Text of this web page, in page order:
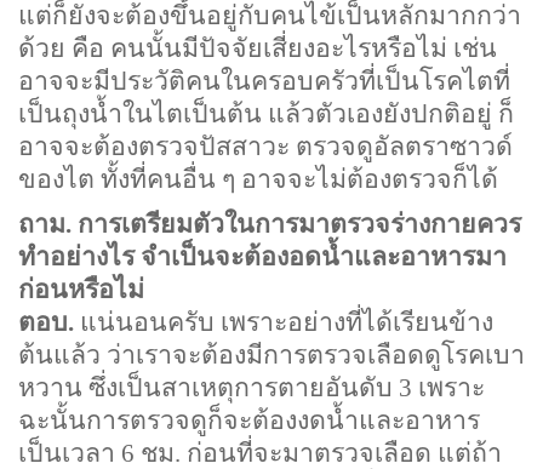
แต่ก็ยังจะต้องขึ้นอยู่กับคนไข้เป็นหลักมากกว่า
ด้วย คือ คนนั้นมีปัจจัยเสี่ยงอะไรหรือไม่ เช่น
อาจจะมีประวัติคนในครอบครัวที่เป็นโรคไตที่
เป็นถุงน้ำในไตเป็นต้น แล้วตัวเองยังปกติอยู่ ก็
อาจจะต้องตรวจปัสสาวะ ตรวจดูอัลตราซาวด์
ของไต ทั้งที่คนอื่น ๆ อาจจะไม่ต้องตรวจก็ได้
ถาม. การเตรียมตัวในการมาตรวจร่างกายควร
ทำอย่างไร จำเป็นจะต้องอดน้ำและอาหารมา
ก่อนหรือไม่
ตอบ. แน่นอนครับ เพราะอย่างที่ได้เรียนข้าง
ต้นแล้ว ว่าเราจะต้องมีการตรวจเลือดดูโรคเบา
หวาน ซึ่งเป็นสาเหตุการตายอันดับ 3 เพราะ
ฉะนั้นการตรวจดูก็จะต้องงดน้ำและอาหาร
เป็นเวลา 6 ชม. ก่อนที่จะมาตรวจเลือด แต่ถ้า